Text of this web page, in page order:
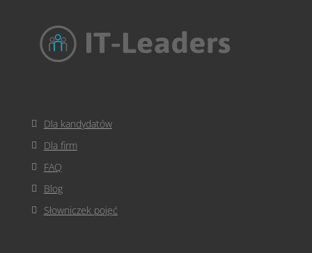
Dla kandydatów
Dla firm
FAQ
Blog
Słowniczek pojęć